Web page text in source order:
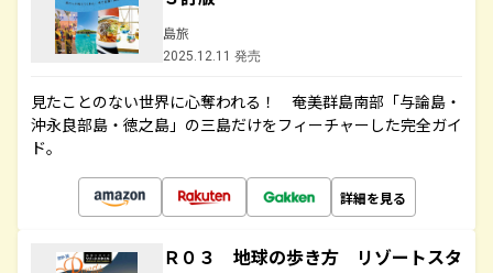
島旅
2025.12.11 発売
見たことのない世界に心奪われる！ 奄美群島南部「与論島・
沖永良部島・徳之島」の三島だけをフィーチャーした完全ガイ
ド。
詳細を見る
Ｒ０３ 地球の歩き方 リゾートスタ